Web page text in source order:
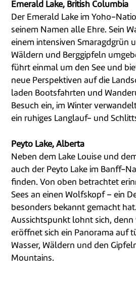
Emerald Lake, British Columbia
Der Emerald Lake im Yoho-
seinem Namen alle Ehre. Sein
einem intensiven Smaragdgrün
Wäldern und Berggipfeln
führt einmal um den See und
neue Perspektiven auf die
laden Bootsfahrten und
Besuch ein, im Winter
ein ruhiges Langlauf- und
Peyto Lake, Alberta
Neben dem Lake Louise und
auch der Peyto Lake im Banff-
finden. Von oben betrachtet
Sees an einen Wolfskopf – ein
besonders bekannt gemacht
Aussichtspunkt lohnt sich, denn
eröffnet sich ein Panorama auf
Wasser, Wäldern und den
Mountains.